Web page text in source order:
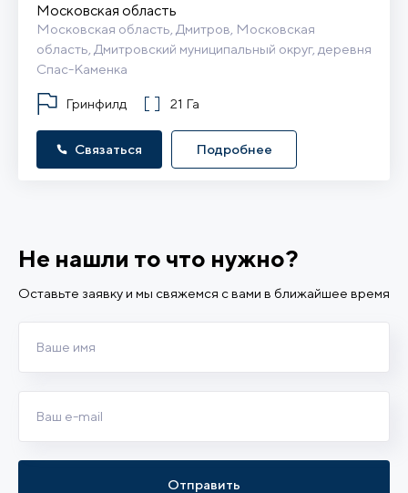
Московская область
Московская область, Дмитров, Московская
область, Дмитровский муниципальный округ, деревня
Спас-Каменка
Гринфилд 21 Га
Связаться Подробнее
Не нашли то что нужно?
Оставьте заявку и мы свяжемся с вами в ближайшее время
Отправить